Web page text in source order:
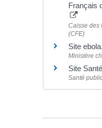
Français
Caisse des
(CFE)
Site
Ministère
Site
Santé